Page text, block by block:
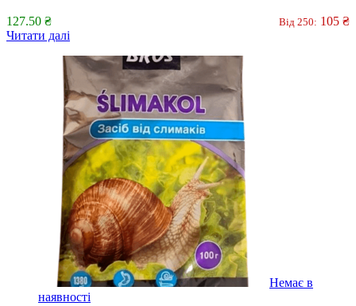
127.50 ₴ Від 250: 105 ₴
Читати далі
Немає в
наявності